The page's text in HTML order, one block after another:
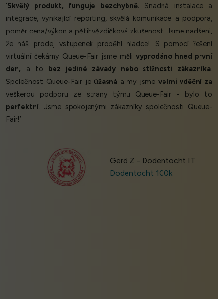
‘Skvělý produkt, funguje bezchybně. Snadná instalace a
integrace, vynikající reporting, skvělá komunikace a podpora,
poměr cena/výkon a pětihvězdičková zkušenost. Jsme nadšeni,
že náš prodej vstupenek proběhl hladce! S pomocí řešení
virtuální čekárny Queue-Fair jsme měli vyprodáno hned první
den, a to bez jediné závady nebo stížnosti zákazníka.
Společnost Queue-Fair je úžasnáa my jsmevelmi vděční za
veškerou podporu ze strany týmu Queue-Fair - bylo to
perfektní. Jsme spokojenými zákazníky společnosti Queue-
Fair!’
Gerd Z - Dodentocht IT
Dodentocht 100k